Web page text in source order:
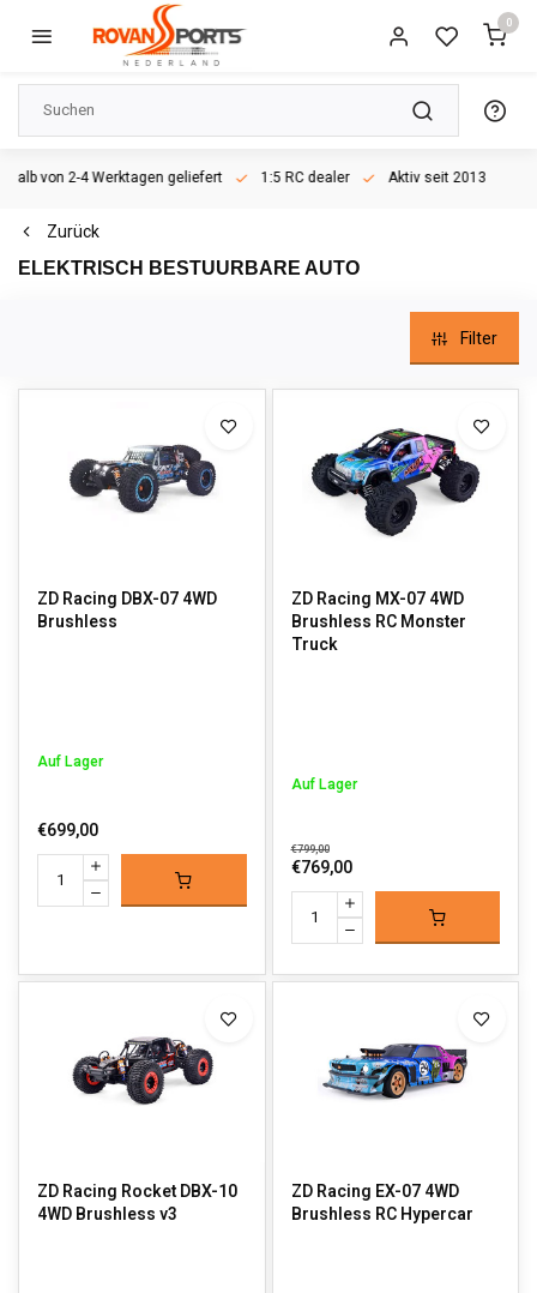
0
von 2-4 Werktagen geliefert 1:5 RC dealer Aktiv seit 2013
Zurück
ELEKTRISCH BESTUURBARE AUTO
Filter
ZD Racing DBX-07 4WD
Brushless
Auf Lager
€699,00
ZD Racing MX-07 4WD
Brushless RC Monster
Truck
Auf Lager
€799,00
€769,00
ZD Racing Rocket DBX-10
4WD Brushless v3
ZD Racing EX-07 4WD
Brushless RC Hypercar